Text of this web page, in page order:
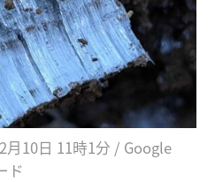
10日 11時1分 / Google
ド